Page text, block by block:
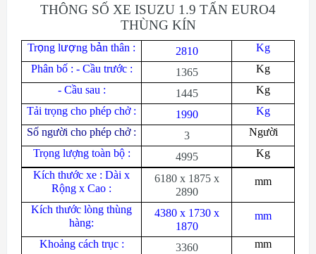
THÔNG SỐ XE ISUZU 1.9 TẤN EURO4
THÙNG KÍN
Trọng lượng bản thân : 2810
Kg
Phân bố : - Cầu trước :
1365
Kg
- Cầu sau :
1445
Kg
Tải trọng cho phép chở :
1990
Kg
Số người cho phép chở :
3
Người
Trọng lượng toàn bộ :
4995
Kg
Kích thước xe : Dài x
Rộng x Cao :
6180 x 1875 x
2890
mm
Kích thước lòng thùng
hàng:
4380 x 1730 x
1870
mm
Khoảng cách trục : 3360
mm